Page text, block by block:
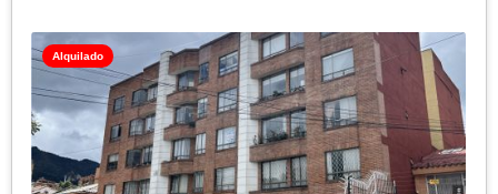
Alquilado